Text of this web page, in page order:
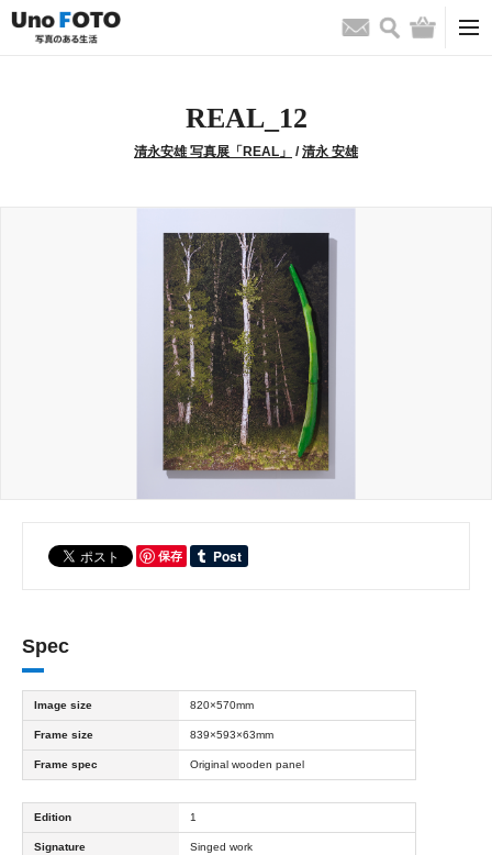
お問い合わせ
検索 バッグ
REAL_12
清永安雄 写真展「REAL」 /清永 安雄
保存
Spec
Image size 820×570mm
Frame size 839×593×63mm
Frame spec Original wooden panel
Edition 1
Signature Singed work